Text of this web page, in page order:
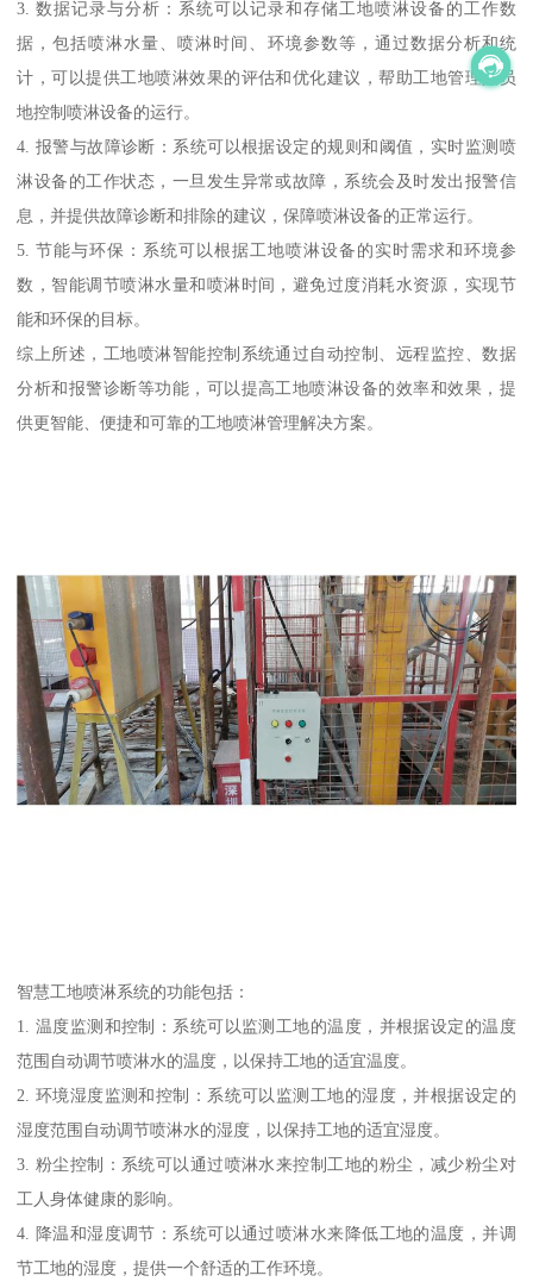
3. 数据记录与分析：系统可以记录和存储工地喷淋设备的工作数
据，包括喷淋水量、喷淋时间、环境参数等，通过数据分析和统
计，可以提供工地喷淋效果的评估和优化建议，帮助工地管理人员
地控制喷淋设备的运行。
4. 报警与故障诊断：系统可以根据设定的规则和阈值，实时监测喷
淋设备的工作状态，一旦发生异常或故障，系统会及时发出报警信
息，并提供故障诊断和排除的建议，保障喷淋设备的正常运行。
5. 节能与环保：系统可以根据工地喷淋设备的实时需求和环境参
数，智能调节喷淋水量和喷淋时间，避免过度消耗水资源，实现节
能和环保的目标。
综上所述，工地喷淋智能控制系统通过自动控制、远程监控、数据
分析和报警诊断等功能，可以提高工地喷淋设备的效率和效果，提
供更智能、便捷和可靠的工地喷淋管理解决方案。
智慧工地喷淋系统的功能包括：
1. 温度监测和控制：系统可以监测工地的温度，并根据设定的温度
范围自动调节喷淋水的温度，以保持工地的适宜温度。
2. 环境湿度监测和控制：系统可以监测工地的湿度，并根据设定的
湿度范围自动调节喷淋水的湿度，以保持工地的适宜湿度。
3. 粉尘控制：系统可以通过喷淋水来控制工地的粉尘，减少粉尘对
工人身体健康的影响。
4. 降温和湿度调节：系统可以通过喷淋水来降低工地的温度，并调
节工地的湿度，提供一个舒适的工作环境。